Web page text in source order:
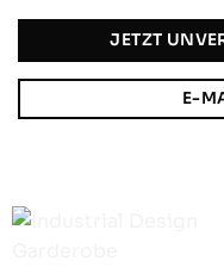
JETZT
E-